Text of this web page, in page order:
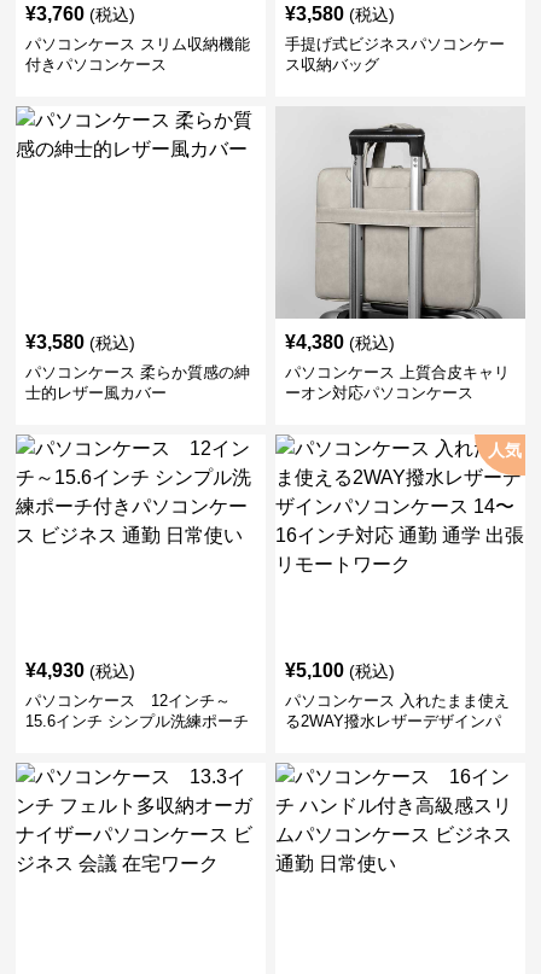
¥3,760 (税込)
パソコンケース スリム収納機能
付きパソコンケース
¥3,580 (税込)
手提げ式ビジネスパソコンケー
ス収納バッグ
¥3,580 (税込)
パソコンケース 柔らか質感の紳
士的レザー風カバー
¥4,380 (税込)
パソコンケース 上質合皮キャリ
ーオン対応パソコンケース
¥4,930 (税込)
パソコンケース 12インチ～
15.6インチ シンプル洗練ポーチ
勤 日常使い
人気
¥5,100 (税込)
パソコンケース 入れたまま使え
る2WAY撥水レザーデザインパ
通勤 通学 出張 リモートワーク